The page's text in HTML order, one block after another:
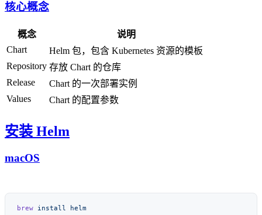
核心概念
概念
说明
Chart
Helm 包，包含 Kubernetes 资源的模板
Repository 存放 Chart 的仓库
Release
Chart 的一次部署实例
Values
Chart 的配置参数
安装 Helm
macOS
brew install